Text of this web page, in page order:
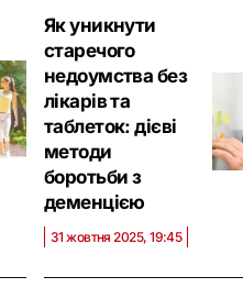
Як уникнути
старечого
недоумства без
лікарів та
таблеток: дієві
методи
боротьби з
деменцією
31 жовтня 2025, 19:45